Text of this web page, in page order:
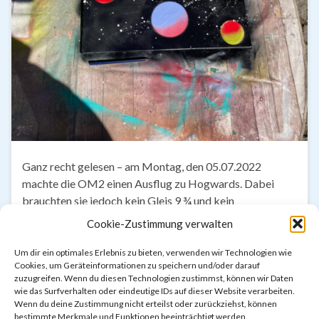
Cookie-Zustimmung verwalten
Um dir ein optimales Erlebnis zu bieten, verwenden wir Technologien wie
Cookies, um Geräteinformationen zu speichern und/oder darauf
zuzugreifen. Wenn du diesen Technologien zustimmst, können wir Daten
wie das Surfverhalten oder eindeutige IDs auf dieser Website verarbeiten.
Wenn du deine Zustimmung nicht erteilst oder zurückziehst, können
bestimmte Merkmale und Funktionen beeinträchtigt werden.
Ganz recht gelesen – am Montag, den 05.07.2022
machte die OM2 einen Ausflug zu Hogwards. Dabei
brauchten sie jedoch kein Gleis 9 ¾ und kein
verzaubertes Auto. Es ging nämlich zum (fast)
Nachmittagsjugendtreff vom Jugendwerk Hannover in
die Freytagstraße. Nach noch nicht einmal 10 Minuten
Fußmarsch von der Südstadtschule aus wurde …